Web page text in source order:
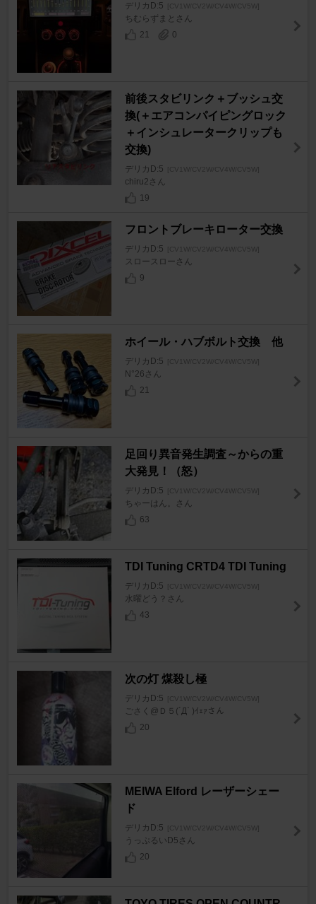
デリカD:5 [CV1W/CV2W/CV4W/CV5W]
ちむらずまとさん
21
0
前後スタビリンク＋ブッシュ交
換(＋エアコンパイピングロック
＋インシュレータークリップも
交換)
デリカD:5 [CV1W/CV2W/CV4W/CV5W]
chiru2さん
19
フロントブレーキローター交換
デリカD:5 [CV1W/CV2W/CV4W/CV5W]
スロースローさん
9
ホイール・ハブボルト交換 他
デリカD:5 [CV1W/CV2W/CV4W/CV5W]
N°26さん
21
足回り異音発生調査～からの重
大発見！（怒）
デリカD:5 [CV1W/CV2W/CV4W/CV5W]
ちゃーはん。さん
63
TDI Tuning CRTD4 TDI Tuning
デリカD:5 [CV1W/CV2W/CV4W/CV5W]
水曜どう？さん
43
次の灯 煤殺し極
デリカD:5 [CV1W/CV2W/CV4W/CV5W]
ごさく@Ｄ５(´Д` )ｲｪｧさん
20
MEIWA Elford レーザーシェー
ド
デリカD:5 [CV1W/CV2W/CV4W/CV5W]
うっぷるいD5さん
20